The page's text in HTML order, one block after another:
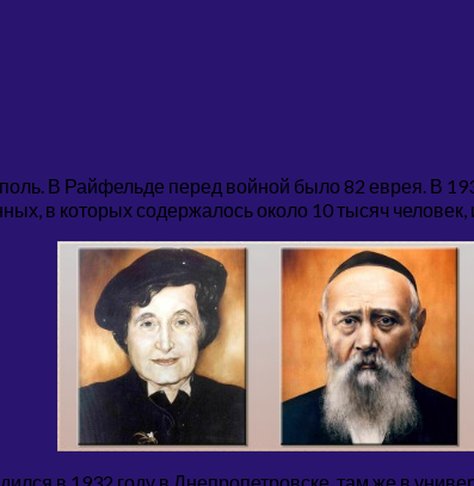
В Райфельде перед войной было 82 еврея. В
в которых содержалось около 10 тысяч